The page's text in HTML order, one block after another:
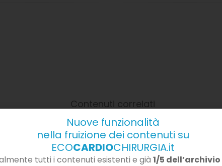
Contenuti correlati
Nuove funzionalità
nella fruizione dei contenuti su
ECOCARDIOCHIRURGIA.it
tutti i contenuti esistenti e già 1/5 dell’archivio